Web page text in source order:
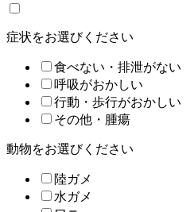
症状をお選びください
食べない・排泄がない
呼吸がおかしい
行動・歩行がおかしい
その他・腫瘍
動物をお選びください
陸ガメ
水ガメ